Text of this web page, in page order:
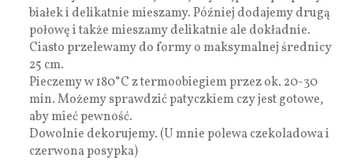
białek i delikatnie mieszamy. Później dodajemy drugą
połowę i także mieszamy delikatnie ale dokładnie.
Ciasto przelewamy do formy o maksymalnej średnicy
25 cm.
Pieczemy w 180°C z termoobiegiem przez ok. 20-30
min. Możemy sprawdzić patyczkiem czy jest gotowe,
aby mieć pewność.
Dowolnie dekorujemy. (U mnie polewa czekoladowa i
czerwona posypka)